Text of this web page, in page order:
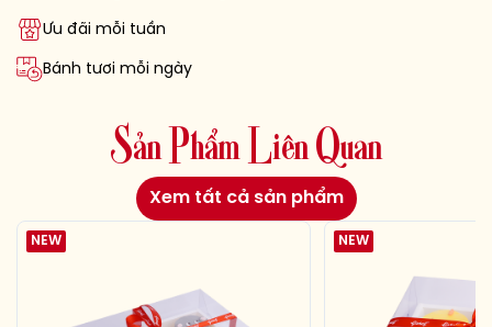
Ưu đãi mỗi tuần
Bánh tươi mỗi ngày
Sản Phẩm Liên Quan
Xem tất cả sản phẩm
NEW NEW